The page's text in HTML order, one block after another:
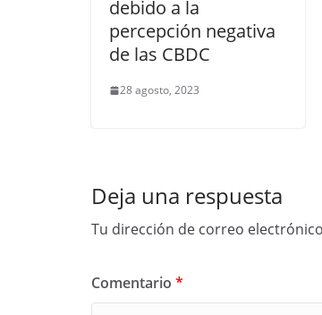
debido a la
percepción negativa
de las CBDC
28 agosto, 2023
Deja una respuesta
Tu dirección de correo
Comentario *